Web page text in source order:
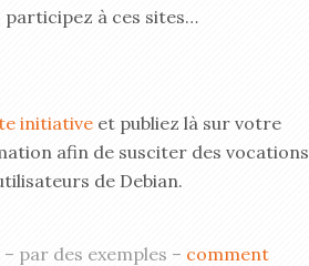
à ces sites…
initiative et publiez là sur votre
afin de susciter des vocations
de Debian.
par des exemples – comment